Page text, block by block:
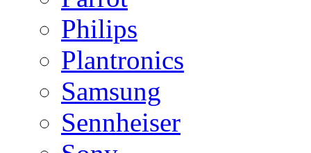
Philips
Plantronics
Samsung
Sennheiser